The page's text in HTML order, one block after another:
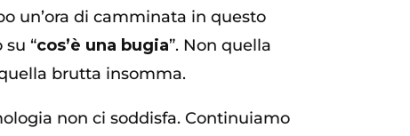
un’ora di camminata in questo
“cos’è una bugia”. Non quella
brutta insomma.
non ci soddisfa. Continuiamo